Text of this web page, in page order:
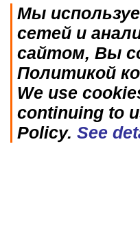
Мы
сетей и
сайтом, Вы
Политикой
We use
continuing to
Policy. See